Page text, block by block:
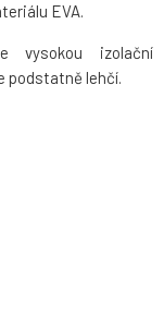
EVA.
vysokou izolační
podstatně lehčí.